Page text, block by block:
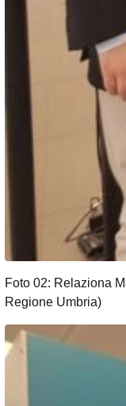
Foto 02: Relaziona
Regione Umbria)